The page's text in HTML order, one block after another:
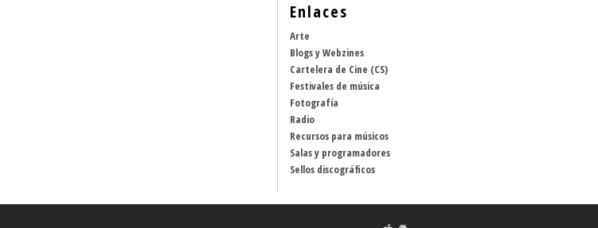
Enlaces
Arte
Blogs y Webzines
Cartelera de Cine (CS)
Festivales de música
Fotografía
Radio
Recursos para músicos
Salas y programadores
Sellos discográficos